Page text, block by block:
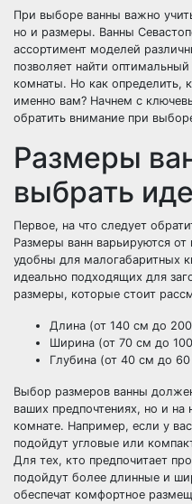
При выборе ванны важно
но и размеры. Ванны
ассортимент моделей
позволяет найти
комнаты. Но как определить,
именно вам? Начнем с
обратить внимание при
Размеры
выбрать
Первое, на что следует
Размеры ванн варьируются
удобны для малогабаритных
идеально подходящих для
размеры, которые стоит
Длина (от 140 см до
Ширина (от 70 см до
Глубина (от 40 см до
Выбор размеров ванны
ваших предпочтениях, но и на
комнате. Например, если у
подойдут угловые или
Для тех, кто предпочитает
подойдут более длинные и
обеспечат комфортное